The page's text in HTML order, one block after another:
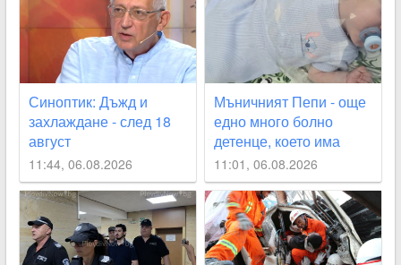
Синоптик: Дъжд и
захлаждане - след 18
август
11:44, 06.08.2026
Мъничният Пепи - още
едно много болно
детенце, което има
нужда от помощ
11:01, 06.08.2026